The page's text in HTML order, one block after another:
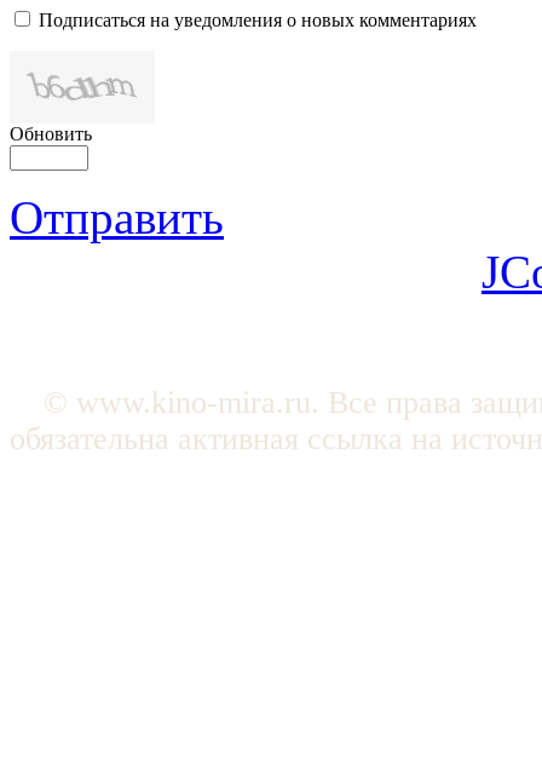
Подписаться на уведомления о новых комментариях
Обновить
Отправить
© www.kino-mira.ru. Все права
обязательна активная ссылка на